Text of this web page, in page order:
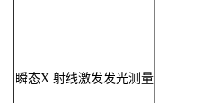
瞬态X 射线激发发光测量